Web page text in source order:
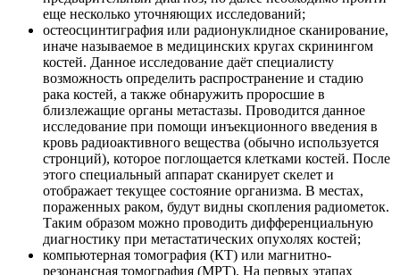
еще несколько уточняющих исследований;
остеосцинтиграфия или радионуклидное сканирование,
иначе называемое в медицинских кругах скринингом
костей. Данное исследование даёт специалисту
возможность определить распространение и стадию
рака костей, а также обнаружить проросшие в
близлежащие органы метастазы. Проводится данное
исследование при помощи инъекционного введения в
кровь радиоактивного вещества (обычно используется
стронций), которое поглощается клетками костей. После
этого специальный аппарат сканирует скелет и
отображает текущее состояние организма. В местах,
пораженных раком, будут видны скопления радиометок.
Таким образом можно проводить дифференциальную
диагностику при метастатических опухолях костей;
компьютерная томография (КТ) или магнитно-
резонансная томография (МРТ). На первых этапах